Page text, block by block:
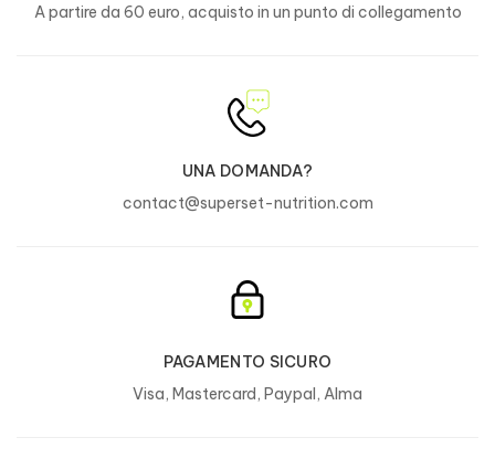
Utilizzare nell'ambito di uno stile di vita
Non è consigliato alle donne in gravidanza
o in allattamento, agli adolescenti e ai
Conservare in luogo fresco e asciutto, al
riparo da fonti di calore e luce, ben chiuso,
A partire da 60 euro, acquisto in un punto di collegamento
UNA DOMANDA?
contact@superset-nutrition.com
PAGAMENTO SICURO
Visa, Mastercard, Paypal, Alma